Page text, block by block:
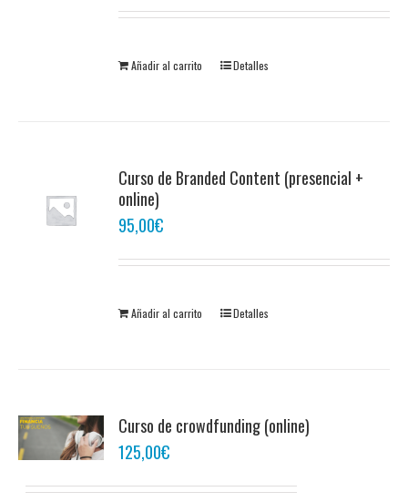
Añadir al carrito Detalles
Curso de Branded Content (presencial +
online)
95,00€
Añadir al carrito Detalles
Curso de crowdfunding (online)
125,00€